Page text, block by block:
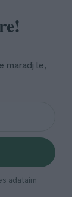
maradj le,
adataim